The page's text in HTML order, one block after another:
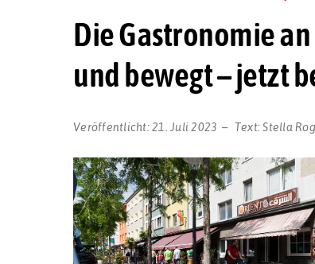
Die Gastronomie
und bewegt – jetzt
Veröffentlicht:21. Juli 2023 Text:Stella